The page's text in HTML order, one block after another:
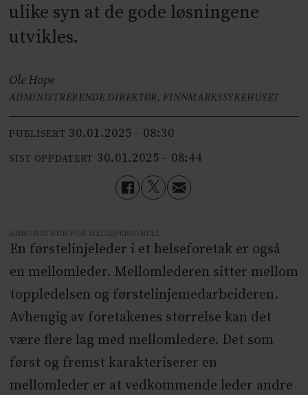
ulike syn at de gode løsningene
utvikles.
Ole Hope
ADMINISTRERENDE DIREKTØR, FINNMARKSSYKEHUSET
PUBLISERT 30.01.2025 - 08:30
SIST OPPDATERT 30.01.2025 - 08:44
ANNONSE KUN FOR HELSEPERSONELL
En førstelinjeleder i et helseforetak er også
en mellomleder. Mellomlederen sitter mellom
toppledelsen og førstelinjemedarbeideren.
Avhengig av foretakenes størrelse kan det
være flere lag med mellomledere. Det som
først og fremst karakteriserer en
mellomleder er at vedkommende leder andre